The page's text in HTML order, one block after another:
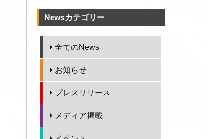
Newsカテゴリー
全てのNews
お知らせ
プレスリリース
メディア掲載